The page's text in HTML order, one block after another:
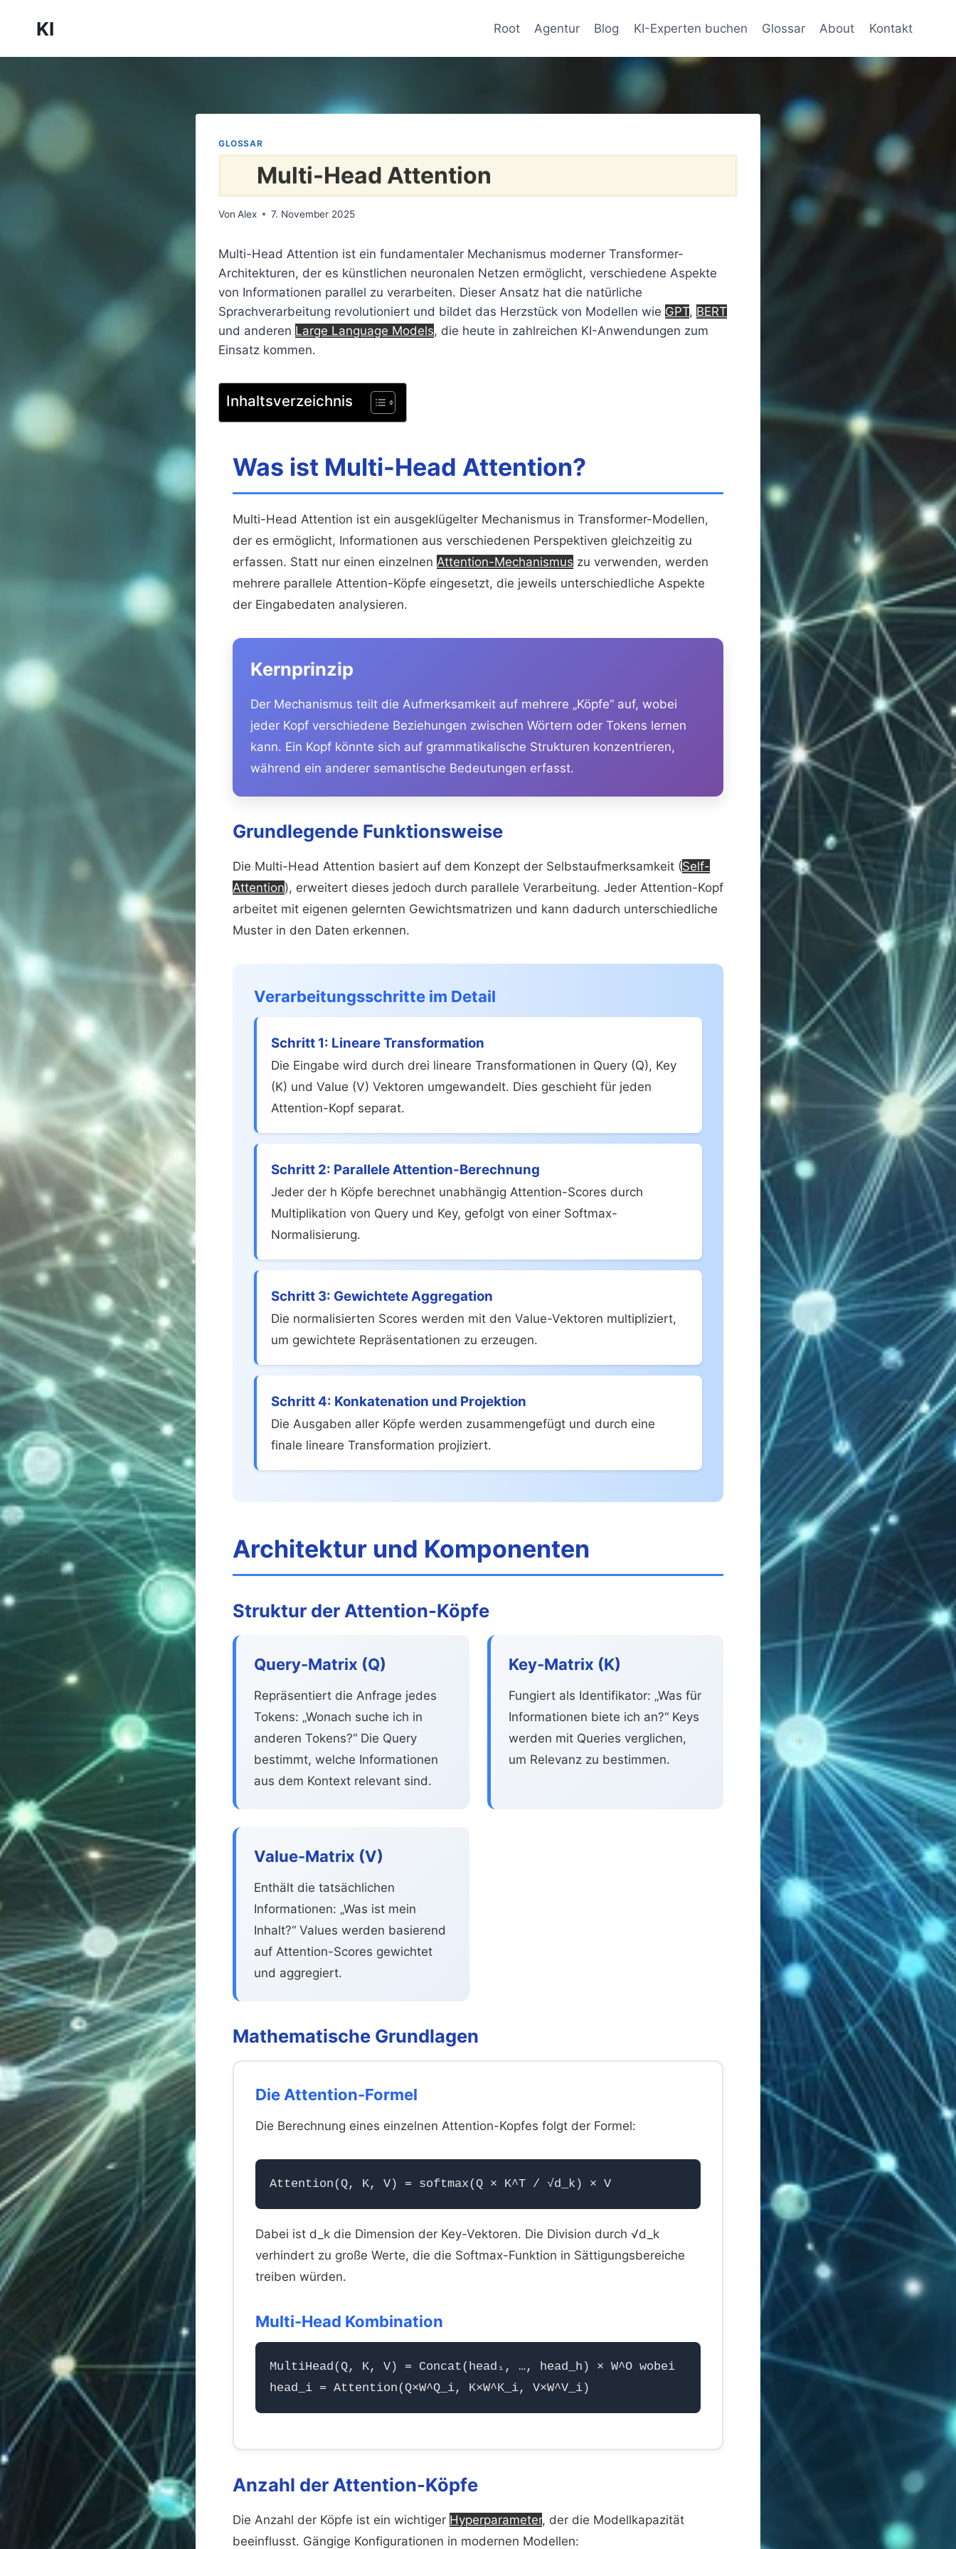
KI Root Agentur Blog KI-Experten buchen Glossar About Kontakt
GLOSSAR
Multi-Head Attention
Von Alex 7. November 2025
Multi-Head Attention ist ein fundamentaler Mechanismus moderner Transformer-
Architekturen, der es künstlichen neuronalen Netzen ermöglicht, verschiedene Aspekte
von Informationen parallel zu verarbeiten. Dieser Ansatz hat die natürliche
Sprachverarbeitung revolutioniert und bildet das Herzstück von Modellen wie GPT, BERT
und anderen Large Language Models, die heute in zahlreichen KI-Anwendungen zum
Einsatz kommen.
Inhaltsverzeichnis
Was ist Multi-Head Attention?
Multi-Head Attention ist ein ausgeklügelter Mechanismus in Transformer-Modellen,
der es ermöglicht, Informationen aus verschiedenen Perspektiven gleichzeitig zu
erfassen. Statt nur einen einzelnen Attention-Mechanismus zu verwenden, werden
mehrere parallele Attention-Köpfe eingesetzt, die jeweils unterschiedliche Aspekte
der Eingabedaten analysieren.
Kernprinzip
Der Mechanismus teilt die Aufmerksamkeit auf mehrere „Köpfe“ auf, wobei
jeder Kopf verschiedene Beziehungen zwischen Wörtern oder Tokens lernen
kann. Ein Kopf könnte sich auf grammatikalische Strukturen konzentrieren,
während ein anderer semantische Bedeutungen erfasst.
Grundlegende Funktionsweise
Die Multi-Head Attention basiert auf dem Konzept der Selbstaufmerksamkeit (Self-
Attention), erweitert dieses jedoch durch parallele Verarbeitung. Jeder Attention-Kopf
arbeitet mit eigenen gelernten Gewichtsmatrizen und kann dadurch unterschiedliche
Muster in den Daten erkennen.
Verarbeitungsschritte im Detail
Schritt 1: Lineare Transformation
Die Eingabe wird durch drei lineare Transformationen in Query (Q), Key
(K) und Value (V) Vektoren umgewandelt. Dies geschieht für jeden
Attention-Kopf separat.
Schritt 2: Parallele Attention-Berechnung
Jeder der h Köpfe berechnet unabhängig Attention-Scores durch
Multiplikation von Query und Key, gefolgt von einer Softmax-
Normalisierung.
Schritt 3: Gewichtete Aggregation
Die normalisierten Scores werden mit den Value-Vektoren multipliziert,
um gewichtete Repräsentationen zu erzeugen.
Schritt 4: Konkatenation und Projektion
Die Ausgaben aller Köpfe werden zusammengefügt und durch eine
finale lineare Transformation projiziert.
Architektur und Komponenten
Struktur der Attention-Köpfe
Query-Matrix (Q)
Repräsentiert die Anfrage jedes
Tokens: „Wonach suche ich in
anderen Tokens?“ Die Query
bestimmt, welche Informationen
aus dem Kontext relevant sind.
Key-Matrix (K)
Fungiert als Identifikator: „Was für
Informationen biete ich an?“ Keys
werden mit Queries verglichen,
um Relevanz zu bestimmen.
Value-Matrix (V)
Enthält die tatsächlichen
Informationen: „Was ist mein
Inhalt?“ Values werden basierend
auf Attention-Scores gewichtet
und aggregiert.
Mathematische Grundlagen
Die Attention-Formel
Die Berechnung eines einzelnen Attention-Kopfes folgt der Formel:
Attention(Q, K, V) = softmax(Q × K^T / √d_k) × V
Dabei ist d_k die Dimension der Key-Vektoren. Die Division durch √d_k
verhindert zu große Werte, die die Softmax-Funktion in Sättigungsbereiche
treiben würden.
Multi-Head Kombination
MultiHead(Q, K, V) = Concat(head₁, …, head_h) × W^O wobei
head_i = Attention(Q×W^Q_i, K×W^K_i, V×W^V_i)
Anzahl der Attention-Köpfe
Die Anzahl der Köpfe ist ein wichtiger Hyperparameter, der die Modellkapazität
beeinflusst. Gängige Konfigurationen in modernen Modellen: